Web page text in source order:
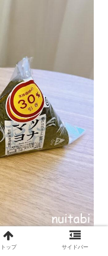
トップ サイドバー